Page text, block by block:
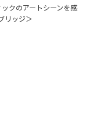
クのアートシーンを感
リッジ＞